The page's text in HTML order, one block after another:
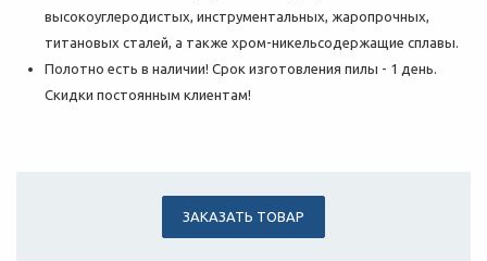
высокоуглеродистых, инструментальных, жаропрочных,
титановых сталей, а также хром-никельсодержащие сплавы.
Полотно есть в наличии! Срок изготовления пилы - 1 день.
Скидки постоянным клиентам!
ЗАКАЗАТЬ ТОВАР